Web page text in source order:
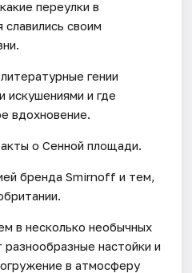
переулки в
своим
гении
искушениями и где
вдохновение.
о Сенной площади.
бренда Smirnoff и тем,
в несколько необычных
настойки и
в атмосферу